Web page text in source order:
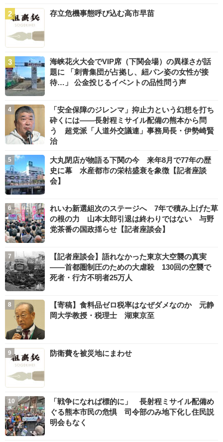
存立危機事態呼び込む高市早苗
海峡花火大会でVIP席（下関会場）の異様さが話
題に 「刺青集団が占拠し、紐パン姿の女性が接
待…」 公金投じるイベントの品性問う声
「安全保障のジレンマ」抑止力という幻想を打ち
砕くには――長射程ミサイル配備の熊本から問
う 超党派「人道外交議連」事務局長・伊勢崎賢
治
大丸閉店が物語る下関の今 来年8月で77年の歴
史に幕 水産都市の栄枯盛衰を象徴【記者座談
会】
れいわ新選組次のステージへ 7年で積み上げた草
の根の力 山本太郎引退は終わりではない 与野
党茶番の国政揺らせ【記者座談会】
【記者座談会】語れなかった東京大空襲の真実
――首都圏制圧のための大虐殺 130回の空襲で
死者・行方不明者25万人
【寄稿】食料品ゼロ税率はなぜダメなのか 元静
岡大学教授・税理士 湖東京至
防衛費を被災地にまわせ
「戦争になれば標的に」 長射程ミサイル配備め
ぐる熊本市民の危惧 司令部のみ地下化し住民説
明会もなく